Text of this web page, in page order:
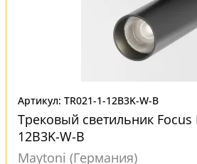
Артикул: TR021-1-12B3K-W-B
Трековый светильник Focus
12B3K-W-B
Maytoni (Германия)